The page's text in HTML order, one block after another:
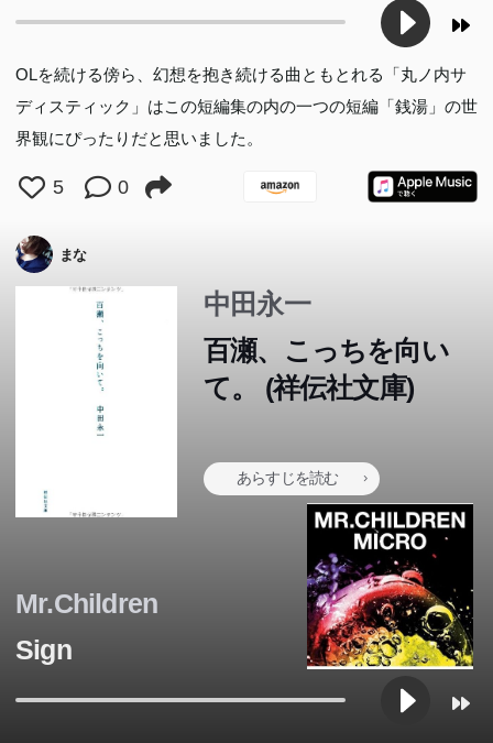
OLを続ける傍ら、幻想を抱き続ける曲ともとれる「丸ノ内サ
ディスティック」はこの短編集の内の一つの短編「銭湯」の世
界観にぴったりだと思いました。
5 0
まな
中田永一
百瀬、こっちを向い
て。 (祥伝社文庫)
あらすじを読む
Mr.Children
Sign